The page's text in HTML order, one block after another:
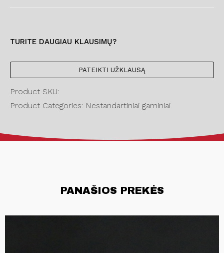
TURITE DAUGIAU KLAUSIMŲ?
PATEIKTI UŽKLAUSĄ
Product SKU:
Product Categories: Nestandartiniai gaminiai
PANAŠIOS PREKĖS